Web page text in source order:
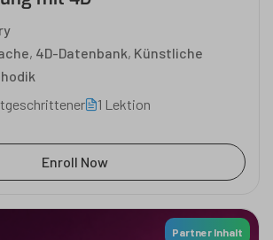
, 4D-Datenbank, Künstliche
1 Lektion
Enroll Now
Partner Inhalt